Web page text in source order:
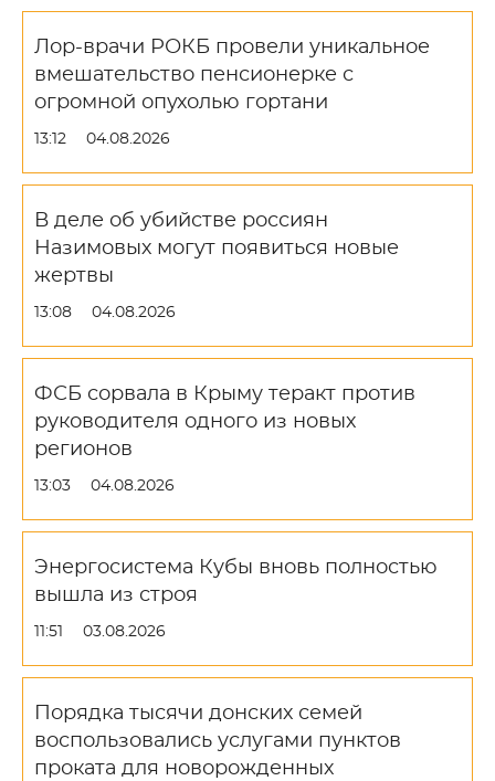
Лор-врачи РОКБ провели уникальное
вмешательство пенсионерке с
огромной опухолью гортани
13:12 04.08.2026
В деле об убийстве россиян
Назимовых могут появиться новые
жертвы
13:08 04.08.2026
ФСБ сорвала в Крыму теракт против
руководителя одного из новых
регионов
13:03 04.08.2026
Энергосистема Кубы вновь полностью
вышла из строя
11:51 03.08.2026
Порядка тысячи донских семей
воспользовались услугами пунктов
проката для новорожденных